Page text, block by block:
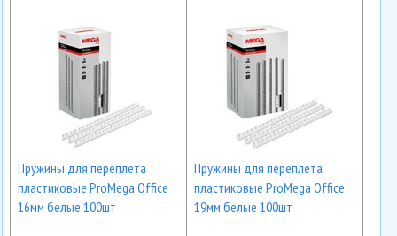
Пружины для переплета
пластиковые ProMega Office
16мм белые 100шт
Пружины для переплета
пластиковые ProMega Office
19мм белые 100шт